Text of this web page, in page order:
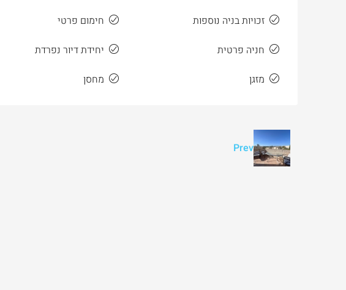
זכויות בניה נוספות
חימום פרטי
חניה פרטית
יחידת דיור נפרדת
מזגן
מחסן
Prev